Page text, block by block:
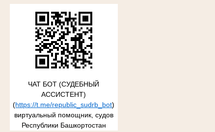
ЧАТ БОТ (СУДЕБНЫЙ
АССИСТЕНТ)
(https://t.me/republic_sudrb_bot)
виртуальный помощник, судов
Республики Башкортостан